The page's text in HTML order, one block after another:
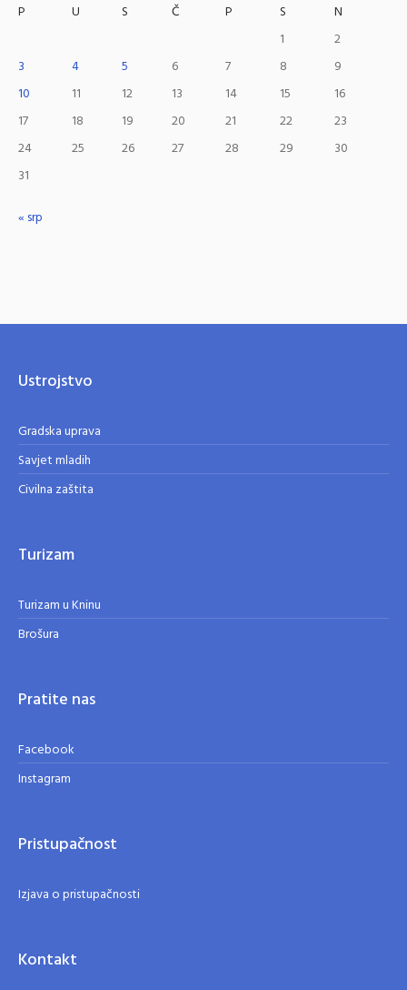
P
U S Č P S
N
1
2
3
4 5 6 7 8
9
10
11 12 13 14 15
16
17
18 19 20 21 22
23
24
25 26 27 28 29
30
31
« srp
Ustrojstvo
Gradska uprava
Savjet mladih
Civilna zaštita
Turizam
Turizam u Kninu
Brošura
Pratite nas
Facebook
Instagram
Pristupačnost
Izjava o pristupačnosti
Kontakt